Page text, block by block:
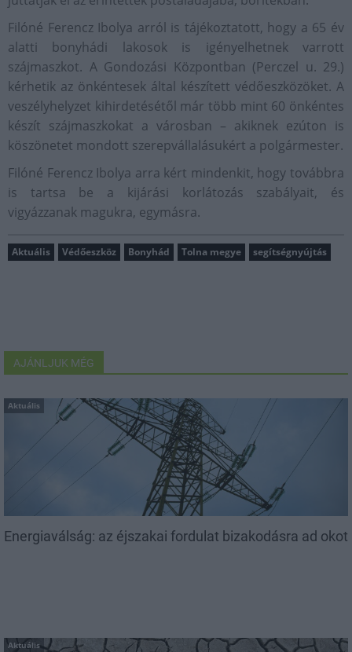
Filóné Ferencz Ibolya arról is tájékoztatott, hogy a 65 év
alatti bonyhádi lakosok is igényelhetnek varrott
szájmaszkot. A Gondozási Központban (Perczel u. 29.)
kérhetik az önkéntesek által készített védőeszközöket. A
veszélyhelyzet kihirdetésétől már több mint 60 önkéntes
készít szájmaszkokat a városban – akiknek ezúton is
köszönetet mondott szerepvállalásukért a polgármester.
Filóné Ferencz Ibolya arra kért mindenkit, hogy továbbra
is tartsa be a kijárási korlátozás szabályait, és
vigyázzanak magukra, egymásra.
Aktuális Védőeszköz Bonyhád Tolna megye segítségnyújtás
AJÁNLJUK MÉG
Aktuális
Energiaválság: az éjszakai fordulat bizakodásra ad okot
Aktuális